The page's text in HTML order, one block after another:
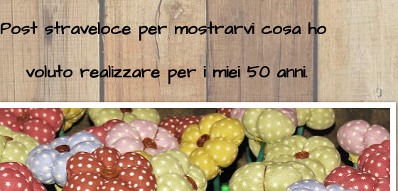
Post straveloce per mostrarvi cosa ho
voluto realizzare per i miei 50 anni.